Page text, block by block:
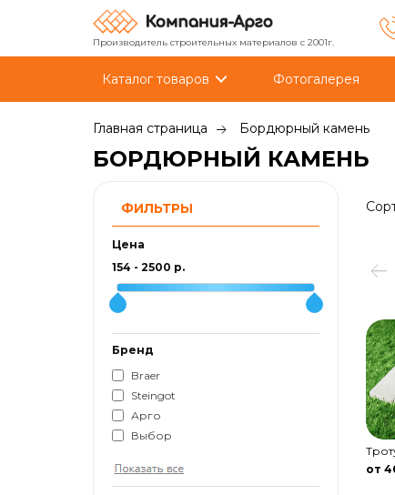
Производитель строительных материалов с 2001г.
Каталог товаров Фотогалерея
Главная страница Бордюрный камень
БОРДЮРНЫЙ КАМЕНЬ
ФИЛЬТРЫ
Цена
154 - 2500 р.
Бренд
Braer
Steingot
Арго
Выбор
от